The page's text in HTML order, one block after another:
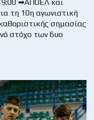
➡ΑΠΟΕΛ και
τη 10η αγωνιστική
σημασίας
στόχο των δυο